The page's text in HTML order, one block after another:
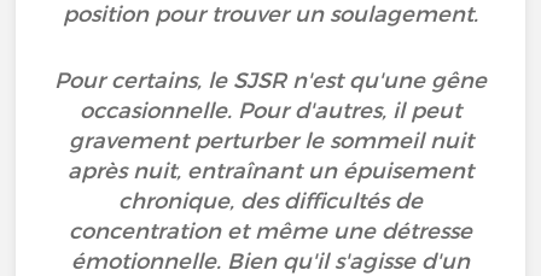
position pour trouver un soulagement.
Pour certains, le SJSR n'est qu'une gêne
occasionnelle. Pour d'autres, il peut
gravement perturber le sommeil nuit
après nuit, entraînant un épuisement
chronique, des difficultés de
concentration et même une détresse
émotionnelle. Bien qu'il s'agisse d'un